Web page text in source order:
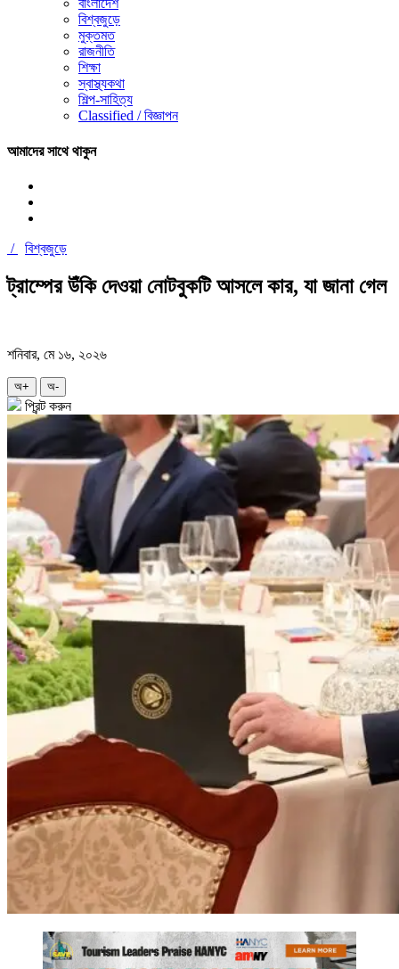
বাংলাদেশ
বিশ্বজুড়ে
মুক্তমত
রাজনীতি
শিক্ষা
স্বাস্থ্যকথা
শিল্প-সাহিত্য
Classified / বিজ্ঞাপন
আমাদের সাথে থাকুন
/ বিশ্বজুড়ে
ট্রাম্পের উঁকি দেওয়া নোটবুকটি আসলে কার, যা জানা গেল
শনিবার, মে ১৬, ২০২৬
অ+ অ-
প্রিন্ট করুন